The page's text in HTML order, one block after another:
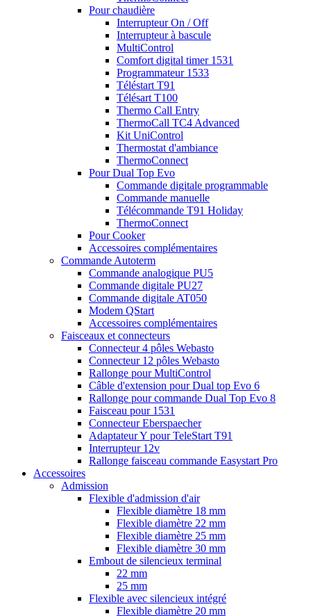
Pour chaudière
Interrupteur On / Off
Interrupteur à bascule
MultiControl
Comfort digital timer 1531
Programmateur 1533
Téléstart T91
Télésart T100
Thermo Call Entry
ThermoCall TC4 Advanced
Kit UniControl
Thermostat d'ambiance
ThermoConnect
Pour Dual Top Evo
Commande digitale programmable
Commande manuelle
Télécommande T91 Holiday
ThermoConnect
Pour Cooker
Accessoires complémentaires
Commande Autoterm
Commande analogique PU5
Commande digitale PU27
Commande digitale AT050
Modem QStart
Accessoires complémentaires
Faisceaux et connecteurs
Connecteur 4 pôles Webasto
Connecteur 12 pôles Webasto
Rallonge pour MultiControl
Câble d'extension pour Dual top Evo 6
Rallonge pour commande Dual Top Evo 8
Faisceau pour 1531
Connecteur Eberspaecher
Adaptateur Y pour TeleStart T91
Interrupteur 12v
Rallonge faisceau commande Easystart Pro
Accessoires
Admission
Flexible d'admission d'air
Flexible diamètre 18 mm
Flexible diamètre 22 mm
Flexible diamètre 25 mm
Flexible diamètre 30 mm
Embout de silencieux terminal
22 mm
25 mm
Flexible avec silencieux intégré
Flexible diamètre 20 mm